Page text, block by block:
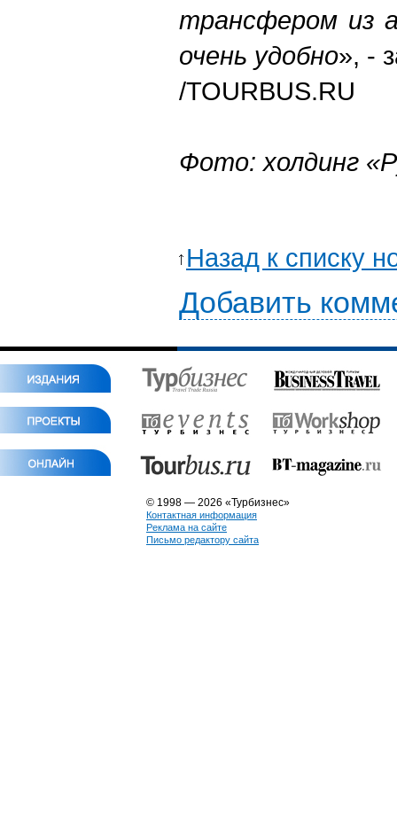
трансфером из
очень удобно», -
/TOURBUS.RU
Фото: холдинг
Назад к списку
Добавить
© 1998 — 2026 «Турбизнес»
Контактная информация
Реклама на сайте
Письмо редактору сайта